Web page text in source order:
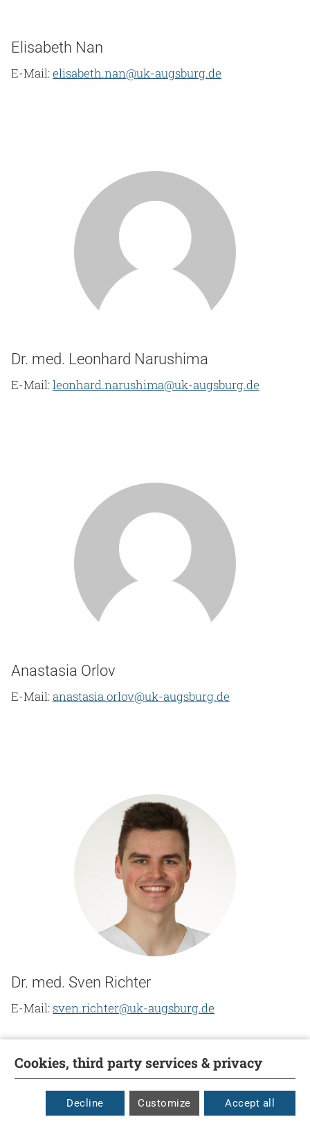
Elisabeth Nan
E-Mail:elisabeth.nan@uk-augsburg.de
Dr. med. Leonhard Narushima
E-Mail:leonhard.narushima@uk-augsburg.de
Anastasia Orlov
E-Mail:anastasia.orlov@uk-augsburg.de
Dr. med. Sven Richter
E-Mail:sven.richter@uk-augsburg.de
Cookies, third party services & privacy
Decline Customize Accept all